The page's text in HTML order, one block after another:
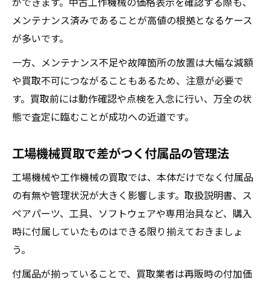
メンテナンス済みであることが高値の根拠となるケース
が多いです。
一方、メンテナンス不足や故障箇所の放置は大幅な減額
や買取不可につながることもあるため、注意が必要で
す。買取前には動作確認や点検を入念に行い、万全の状
態で査定に臨むことが成功への近道です。
工場機械買取で差がつく付属品の管理法
工場機械や工作機械の買取では、本体だけでなく付属品
の有無や管理状況が大きく影響します。取扱説明書、ス
ペアパーツ、工具、ソフトウェアや専用治具など、購入
時に付属していたものはできる限り揃えておきましょ
う。
付属品が揃っていることで、買取業者は再販時の付加価